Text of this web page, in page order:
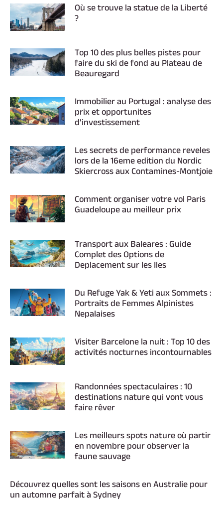
Où se trouve la statue de la Liberté
?
Top 10 des plus belles pistes pour
faire du ski de fond au Plateau de
Beauregard
Immobilier au Portugal : analyse des
prix et opportunites
d’investissement
Les secrets de performance reveles
lors de la 16eme edition du Nordic
Skiercross aux Contamines-Montjoie
Comment organiser votre vol Paris
Guadeloupe au meilleur prix
Transport aux Baleares : Guide
Complet des Options de
Deplacement sur les Iles
Du Refuge Yak & Yeti aux Sommets :
Portraits de Femmes Alpinistes
Nepalaises
Visiter Barcelone la nuit : Top 10 des
activités nocturnes incontournables
Randonnées spectaculaires : 10
destinations nature qui vont vous
faire rêver
Les meilleurs spots nature où partir
en novembre pour observer la
faune sauvage
Découvrez quelles sont les saisons en Australie pour
un automne parfait à Sydney